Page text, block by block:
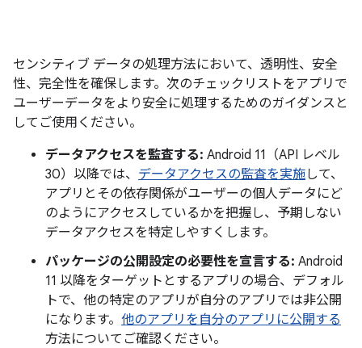
センシティブ データの処理方法において、透明性、安全
性、完全性を確保します。次のチェックリストをアプリで
ユーザーデータをより安全に処理するためのガイダンスと
してご使用ください。
データアクセスを監査する: Android 11（API レベル
30）以降では、 データアクセスの監査を実施して、
アプリとその依存関係がユーザーの個人データにど
のようにアクセスしているかを把握し、予期しない
データアクセスを特定しやすくします。
パッケージの公開設定の必要性を宣言する: Android
11 以降をターゲットとするアプリの場合、デフォル
トで、他の特定のアプリが自分のアプリでは非公開
になります。 他のアプリを自分のアプリに公開する
方法についてご確認ください。